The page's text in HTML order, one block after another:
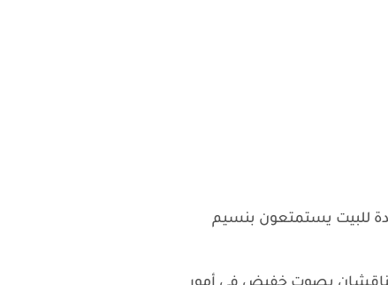
للبيت يستمتعون بنسيم